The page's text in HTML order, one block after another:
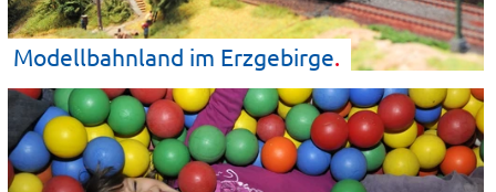
Modellbahnland im Erzgebirge